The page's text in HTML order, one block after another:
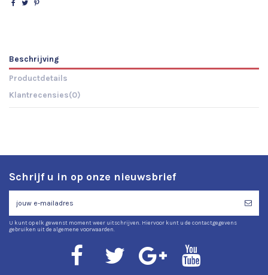
Beschrijving
Productdetails
Klantrecensies(0)
Schrijf u in op onze nieuwsbrief
U kunt op elk gewenst moment weer uitschrijven. Hiervoor kunt u de contactgegevens
gebruiken uit de algemene voorwaarden.